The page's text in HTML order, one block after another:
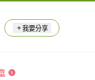
我要分享